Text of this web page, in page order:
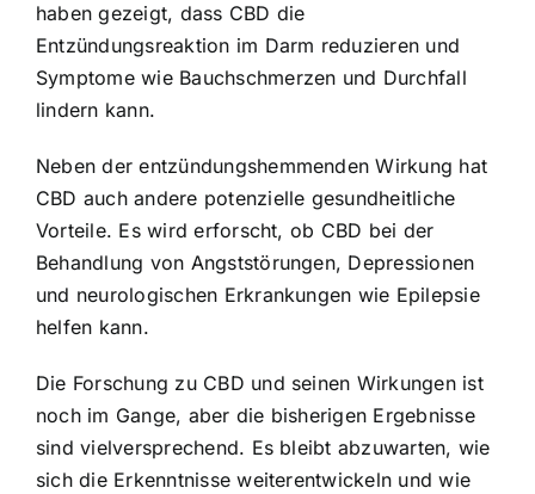
haben gezeigt, dass CBD die
Entzündungsreaktion im Darm reduzieren und
Symptome wie Bauchschmerzen und Durchfall
lindern kann.
Neben der entzündungshemmenden Wirkung hat
CBD auch andere potenzielle gesundheitliche
Vorteile. Es wird erforscht, ob CBD bei der
Behandlung von Angststörungen, Depressionen
und neurologischen Erkrankungen wie Epilepsie
helfen kann.
Die Forschung zu CBD und seinen Wirkungen ist
noch im Gange, aber die bisherigen Ergebnisse
sind vielversprechend. Es bleibt abzuwarten, wie
sich die Erkenntnisse weiterentwickeln und wie